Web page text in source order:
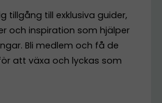
tillgång till exklusiva guider,
och inspiration som hjälper
Bli medlem och få de
att växa och lyckas som